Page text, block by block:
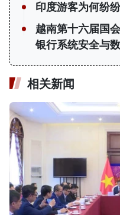
印度游客为何纷
越南第十六届国
银行系统安全与
相关新闻